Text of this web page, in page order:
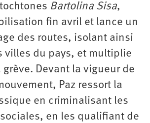
Bartolina Sisa,
fin avril et lance un
des routes, isolant ainsi
villes du pays, et multiplie
grève. Devant la vigueur de
Paz ressort la
en criminalisant les
en les qualifiant de